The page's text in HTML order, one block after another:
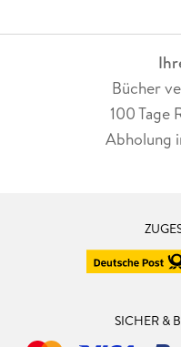
Bücher
100 Tage
Abholung
SICHER &